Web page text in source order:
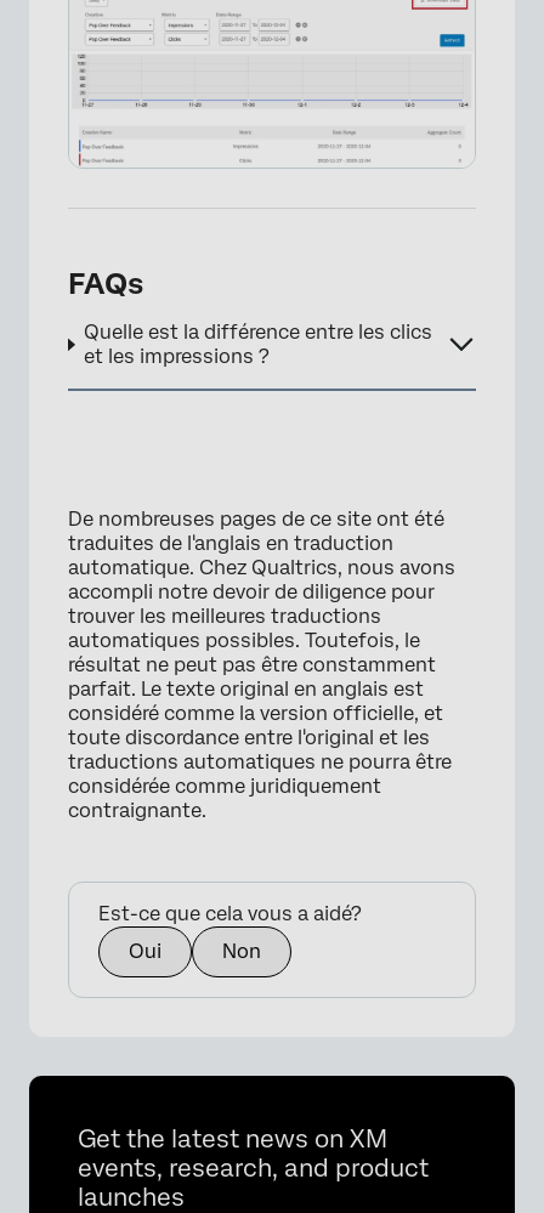
×
FAQs
Quelle est la différence entre les clics
et les impressions ?
De nombreuses pages de ce site ont été
traduites de l'anglais en traduction
automatique. Chez Qualtrics, nous avons
accompli notre devoir de diligence pour
trouver les meilleures traductions
automatiques possibles. Toutefois, le
résultat ne peut pas être constamment
parfait. Le texte original en anglais est
considéré comme la version officielle, et
toute discordance entre l'original et les
traductions automatiques ne pourra être
considérée comme juridiquement
contraignante.
Est-ce que cela vous a aidé?
Oui
Non
Get the latest news on XM
events, research, and product
launches